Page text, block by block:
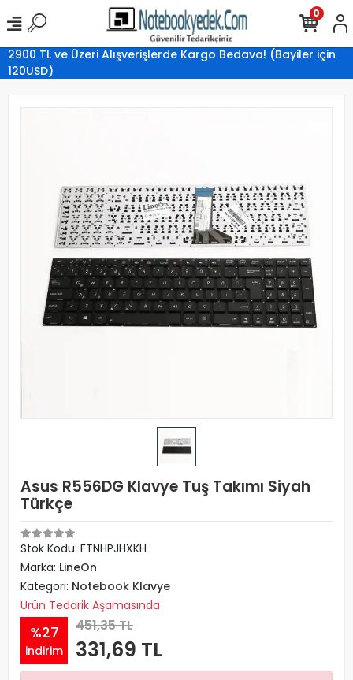
2900 TL ve Üzeri Alışverişlerde Kargo Bedava! (Bayiler için
120USD)
0
Asus R556DG Klavye Tuş Takımı Siyah
Türkçe
Stok Kodu: FTNHPJHXKH
Marka: LineOn
Kategori: Notebook Klavye
Ürün Tedarik Aşamasında
%27
indirim
451,35 TL
331,69 TL